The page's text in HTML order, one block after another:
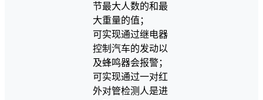
节最大人数的和最
大重量的值；
可实现通过继电器
控制汽车的发动以
及蜂鸣器会报警；
可实现通过一对红
外对管检测人是进